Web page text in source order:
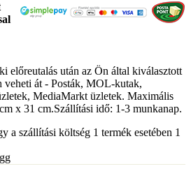
előreutalás után az Ön által kiválasztott
veheti át - Posták, MOL-kutak,
MediaMarkt üzletek. Maximális
x 31 cm.Szállítási idő: 1-3 munkanap.
a szállítási költség 1 termék esetében 1